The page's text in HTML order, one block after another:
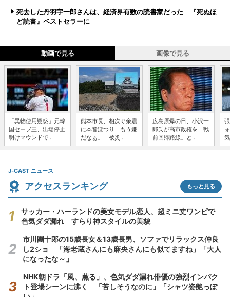
死去した丹羽宇一郎さんは、経済界有数の読書家だった 『死ぬほ
ど読書』ベストセラーに
動画で見る 画像で見る
「異物使用疑惑」元韓
国セーブ王、出場停止
明けマウンドで...
熊本市長、相次ぐ余震
に本音ぽつり「もう嫌
だなぁ」 被災...
広島原爆の日、小沢一
郎氏が高市政権を「戦
前回帰路線」と...
J-CAST ニュース
アクセスランキング もっと見る
サッカー・ハーランドの美女モデル恋人、超ミニ丈ワンピで
色気ダダ漏れ すらり神スタイルの美貌
市川團十郎の15歳長女＆13歳長男、ソファでリラックス仲良
し2ショ 「海老蔵さんにも麻央さんにも似てますね」「大人
になったな～」
NHK朝ドラ「風、薫る」、色気ダダ漏れ俳優の強烈インパク
ト登場シーンに沸く 「苦しそうなのに」「シャツ姿艶っぽ